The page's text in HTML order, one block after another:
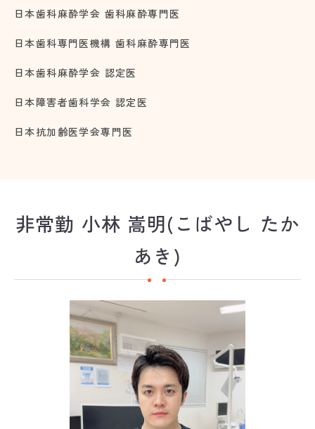
日本歯科麻酔学会 歯科麻酔専門医
日本歯科専門医機構 歯科麻酔専門医
日本歯科麻酔学会 認定医
日本障害者歯科学会 認定医
日本抗加齢医学会専門医
非常勤 小林 嵩明(こばやし たか
あき)